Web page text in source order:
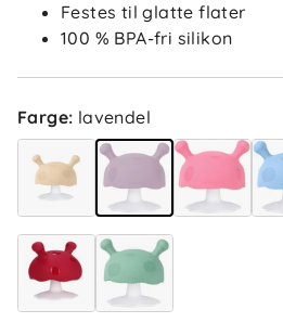
Festes til glatte flater
100 % BPA-fri silikon
Farge: lavendel
Cecilie D
PD Paulina D
M Mateusz